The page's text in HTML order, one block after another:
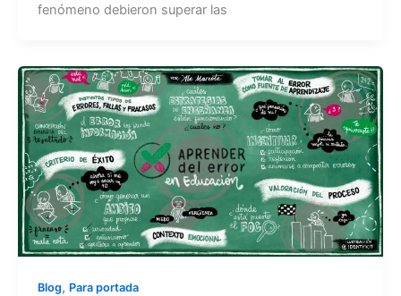
fenómeno debieron superar las
Blog, Para portada